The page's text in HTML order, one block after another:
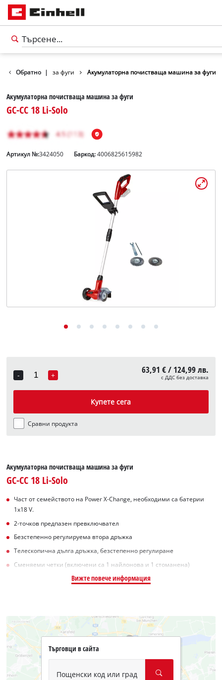
Обратно |
машина за фуги Акумулаторна почистваща машина за фуги
Акумулаторна почистваща машина за фуги
GC-CC 18 Li-Solo
Артикул №:3424050 Баркод:4006825615982
-
Quantity
+ 63,91 € / 124,99 лв.
с ДДС без доставка
Купете сега
Сравни продукта
Акумулаторна почистваща машина за фуги
GC-CC 18 Li-Solo
Част от семейството на Power X-Change, необходими са батерии
1x18 V.
2-точков предпазен превключвател
Безстепенно регулируема втора дръжка
Телескопична дълга дръжка, безстепенно регулиране
Сменяеми четки (включени са 1 найлонова и 1 стоманена)
Вижте повече информация
Търговци в сайта
Пощенски код или град